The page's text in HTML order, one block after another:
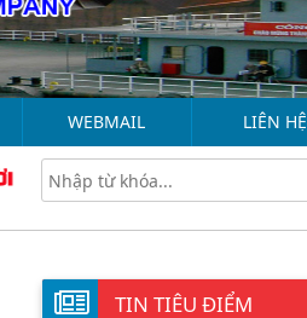
WEBMAIL LIÊN HỆ
TIN TIÊU ĐIỂM